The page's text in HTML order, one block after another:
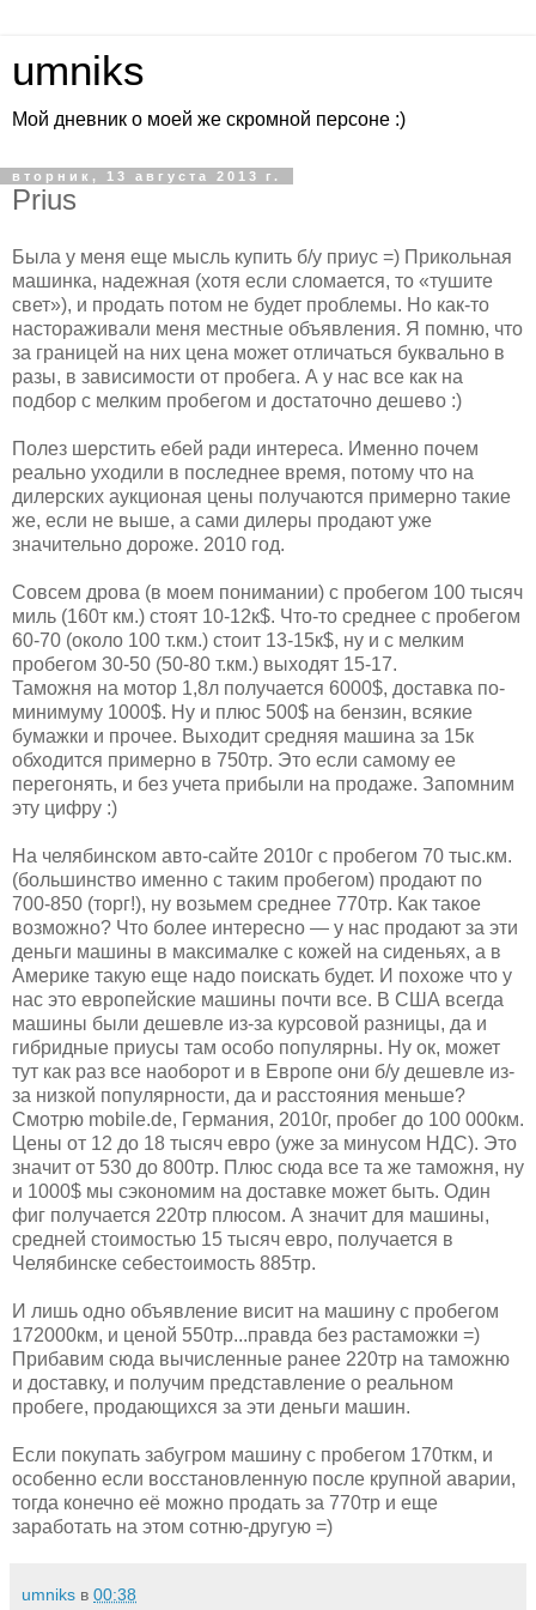
umniks
Мой дневник о моей же скромной персоне :)
вторник, 13 августа 2013 г.
Prius
Была у меня еще мысль купить б/у приус =) Прикольная
машинка, надежная (хотя если сломается, то «тушите
свет»), и продать потом не будет проблемы. Но как-то
настораживали меня местные объявления. Я помню, что
за границей на них цена может отличаться буквально в
разы, в зависимости от пробега. А у нас все как на
подбор с мелким пробегом и достаточно дешево :)
Полез шерстить ебей ради интереса. Именно почем
реально уходили в последнее время, потому что на
дилерских аукционая цены получаются примерно такие
же, если не выше, а сами дилеры продают уже
значительно дороже. 2010 год.
Совсем дрова (в моем понимании) с пробегом 100 тысяч
миль (160т км.) стоят 10-12к$. Что-то среднее с пробегом
60-70 (около 100 т.км.) стоит 13-15к$, ну и с мелким
пробегом 30-50 (50-80 т.км.) выходят 15-17.
Таможня на мотор 1,8л получается 6000$, доставка по-
минимуму 1000$. Ну и плюс 500$ на бензин, всякие
бумажки и прочее. Выходит средняя машина за 15к
обходится примерно в 750тр. Это если самому ее
перегонять, и без учета прибыли на продаже. Запомним
эту цифру :)
На челябинском авто-сайте 2010г с пробегом 70 тыс.км.
(большинство именно с таким пробегом) продают по
700-850 (торг!), ну возьмем среднее 770тр. Как такое
возможно? Что более интересно — у нас продают за эти
деньги машины в максималке с кожей на сиденьях, а в
Америке такую еще надо поискать будет. И похоже что у
нас это европейские машины почти все. В США всегда
машины были дешевле из-за курсовой разницы, да и
гибридные приусы там особо популярны. Ну ок, может
тут как раз все наоборот и в Европе они б/у дешевле из-
за низкой популярности, да и расстояния меньше?
Смотрю mobile.de, Германия, 2010г, пробег до 100 000км.
Цены от 12 до 18 тысяч евро (уже за минусом НДС). Это
значит от 530 до 800тр. Плюс сюда все та же таможня, ну
и 1000$ мы сэкономим на доставке может быть. Один
фиг получается 220тр плюсом. А значит для машины,
средней стоимостью 15 тысяч евро, получается в
Челябинске себестоимость 885тр.
И лишь одно объявление висит на машину с пробегом
172000км, и ценой 550тр...правда без растаможки =)
Прибавим сюда вычисленные ранее 220тр на таможню
и доставку, и получим представление о реальном
пробеге, продающихся за эти деньги машин.
Если покупать забугром машину с пробегом 170ткм, и
особенно если восстановленную после крупной аварии,
тогда конечно её можно продать за 770тр и еще
заработать на этом сотню-другую =)
umniks в 00:38